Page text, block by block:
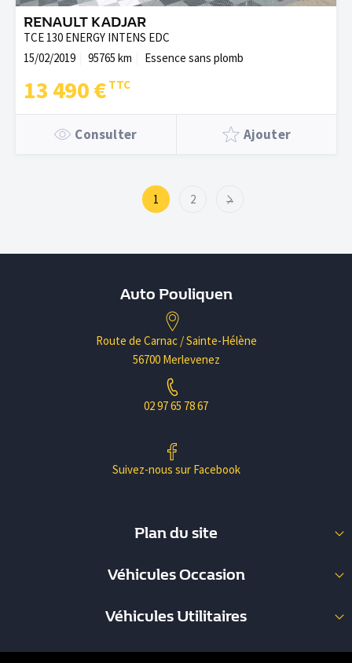
RENAULT KADJAR
TCE 130 ENERGY INTENS EDC
15/02/2019
95765 km Essence sans plomb
13 490 €
Consulter Ajouter
1 2 →
Plan du site
Nos Utilitaires
Carrosserie
Véhicules Occasion
Break (8)
Véhicules Utilitaires
Auto Pouliquen
Route de Carnac / Sainte-Hélène
56700 Merlevenez
02 97 65 78 67
Suivez-nous sur Facebook